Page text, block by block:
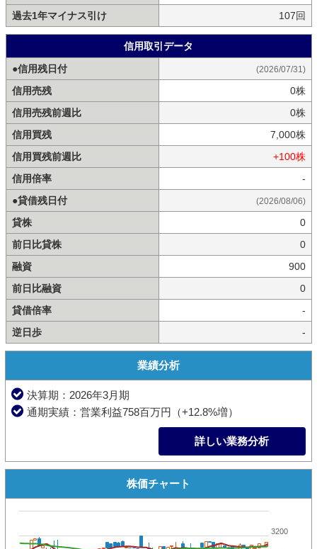
過去1年マイナス引け
107回
信用取引データ
●信用残日付
(2026/07/31)
信用売残
0株
信用売残前週比
0株
信用買残
7,000株
信用買残前週比
+100株
信用倍率
-
●貸借残日付
(2026/08/06)
貸株
0
前日比貸株
0
融資
900
前日比融資
0
貸借倍率
-
逆日歩
-
業績分析
決算期：2026年3月期
通期実績：営業利益758百万円（+12.8%増）
詳しい業務分析
株価チャート
3200